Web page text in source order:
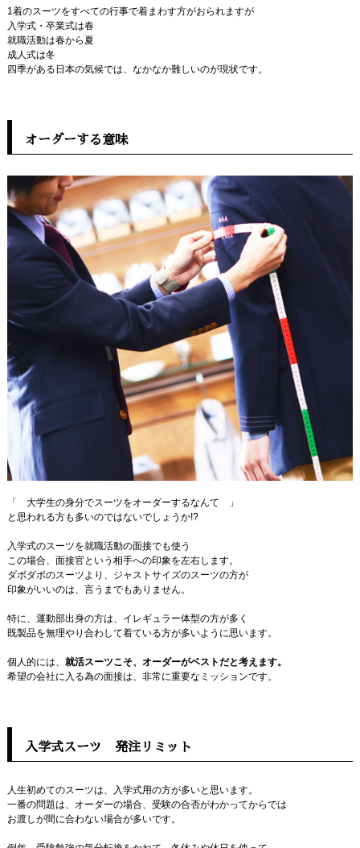
1着のスーツをすべての行事で着まわす方がおられますが
入学式・卒業式は春
就職活動は春から夏
成人式は冬
四季がある日本の気候では、なかなか難しいのが現状です。
オーダーする意味
「 大学生の身分でスーツをオーダーするなんて 」
と思われる方も多いのではないでしょうか!?
入学式のスーツを就職活動の面接でも使う
この場合、面接官という相手への印象を左右します。
ダボダボのスーツより、ジャストサイズのスーツの方が
印象がいいのは、言うまでもありません。
特に、運動部出身の方は、イレギュラー体型の方が多く
既製品を無理やり合わして着ている方が多いように思います。
個人的には、 就活スーツこそ、オーダーがベストだと考えます。
希望の会社に入る為の面接は、非常に重要なミッションです。
入学式スーツ 発注リミット
人生初めてのスーツは、入学式用の方が多いと思います。
一番の問題は、オーダーの場合、受験の合否がわかってからでは
お渡しが間に合わない場合が多いです。